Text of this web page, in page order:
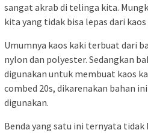
sangat akrab di telinga kita.
kita yang tidak bisa lepas dari kaos
Umumnya kaos kaki terbuat dari
nylon dan polyester. Sedangkan
digunakan untuk membuat kaos
combed 20s, dikarenakan bahan
digunakan.
Benda yang satu ini ternyata tidak